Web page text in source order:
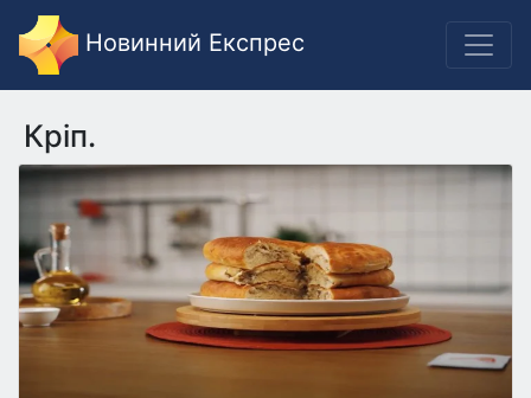
Новинний Експрес
Кріп.